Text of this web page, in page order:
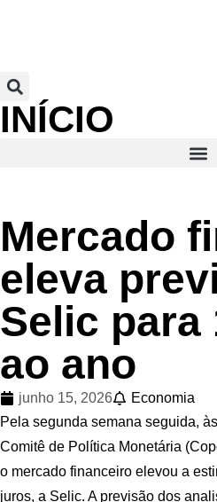
INÍCIO
Mercado
eleva
Selic para
ao ano
junho 15, 2026
Economia
Pela segunda semana seguida,
Comitê de Política Monetária
o mercado financeiro elevou a
juros, a Selic. A previsão dos